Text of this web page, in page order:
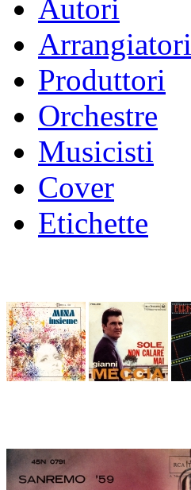
Autori
Arrangiatori
Produttori
Orchestre
Musicisti
Cover
Etichette